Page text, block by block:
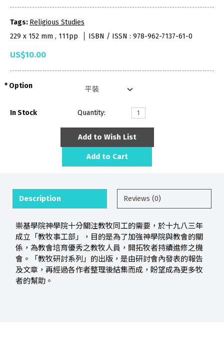
Tags: Religious Studies
229 x 152 mm , 111pp
ISBN / ISSN : 978-962-7137-61-0
US$10.00
Option
In Stock Quantity:
Add to Wish List
Add to Cart
Description Reviews (0)
崇基學院神學院十分關注教牧同工的需要，於十九八三年
成立「教牧事工部」，目的是為了加強神學院與教會的關
係，為教會培育優秀之教牧人員，開拓牧者持續進修之機
會。「教牧研討系列」的出版，是由研討會內發表的報告
及文章，再經過各作者整理後結集而成，盼望成為更多牧
者的幫助。